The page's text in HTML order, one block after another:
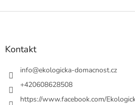
y
u
Z
Kontakt
info@ekologicka-domacnost.cz
+420608628508
https://www.facebook.com/